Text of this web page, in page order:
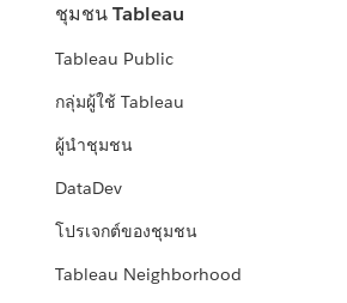
ชุมชน Tableau
Tableau Public
กลุ่มผู้ใช้ Tableau
ผู้นำชุมชน
DataDev
โปรเจกต์ของชุมชน
Tableau Neighborhood